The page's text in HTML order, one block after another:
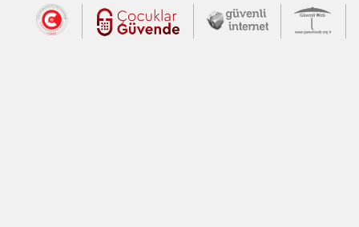
Dış Bağlantılar
Cumhurbaşkanlığı İletişim Merkezi
Çocuklar Güvende (yeni
Güvenli